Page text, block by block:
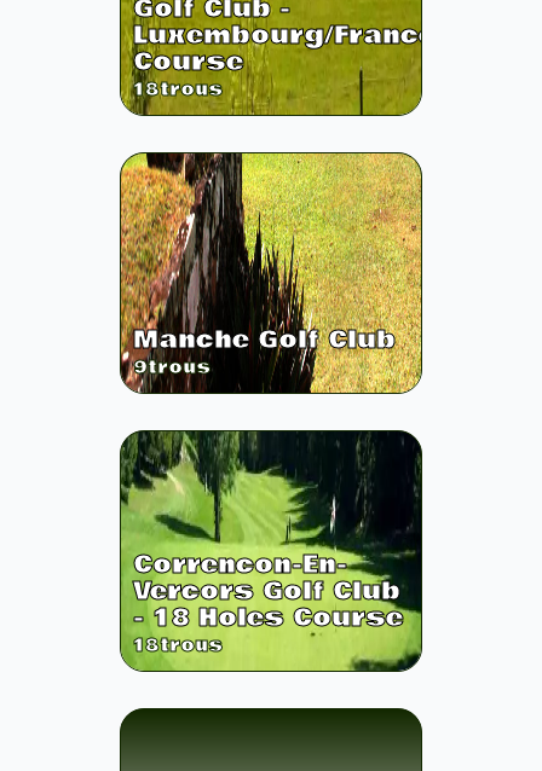
Golf Club -
Luxembourg/France
Course
18trous
Manche Golf Club
9trous
Correncon-En-
Vercors Golf Club
- 18 Holes Course
18trous